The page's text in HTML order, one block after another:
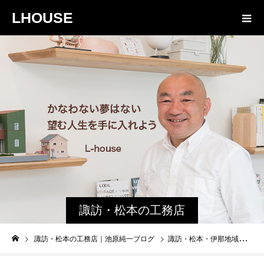
LHOUSE
諏訪・松本の工務店
の社長ブログ｜家族
諏訪・松本の工務店｜池原純一ブログ 諏訪・松本・伊那地域の工務店 フルハーネス安全対策へ